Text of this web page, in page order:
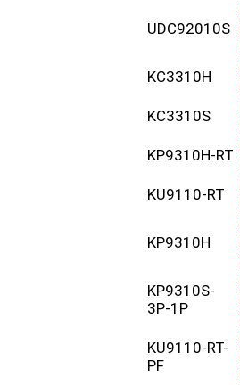
UDC92010S
KC3310H
KC3310S
KP9310H-RT
KU9110-RT
KP9310H
KP9310S-
3P-1P
KU9110-RT-
PF